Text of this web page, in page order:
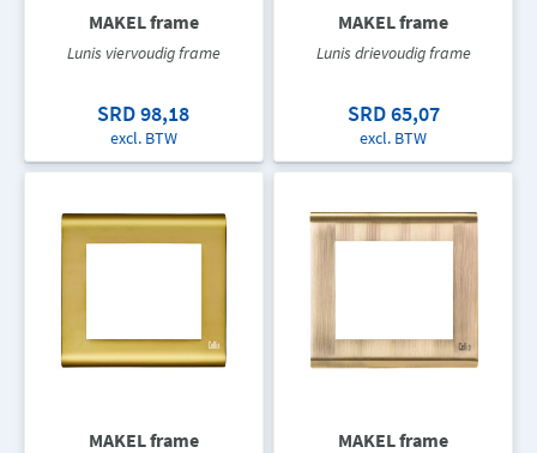
MAKEL frame
Lunis viervoudig frame
SRD 98,18
excl. BTW
MAKEL frame
Lunis drievoudig frame
SRD 65,07
excl. BTW
MAKEL frame MAKEL frame